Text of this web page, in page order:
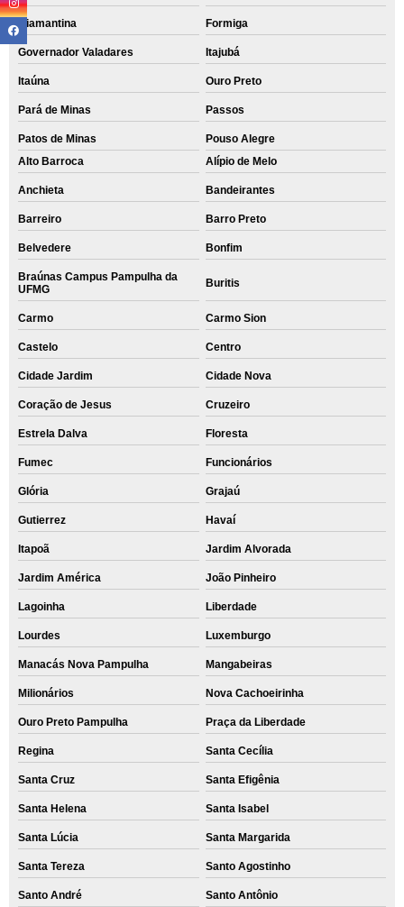
Diamantina Formiga
Governador Valadares Itajubá
Itaúna Ouro Preto
Pará de Minas Passos
Patos de Minas
Pouso Alegre
Alto Barroca
Alípio de Melo
Anchieta Bandeirantes
Barreiro Barro Preto
Belvedere Bonfim
Braúnas Campus Pampulha da
UFMG
Buritis
Carmo Carmo Sion
Castelo Centro
Cidade Jardim Cidade Nova
Coração de Jesus Cruzeiro
Estrela Dalva Floresta
Fumec Funcionários
Glória Grajaú
Gutierrez Havaí
Itapoã Jardim Alvorada
Jardim América João Pinheiro
Lagoinha Liberdade
Lourdes Luxemburgo
Manacás Nova Pampulha Mangabeiras
Milionários Nova Cachoeirinha
Ouro Preto Pampulha Praça da Liberdade
Regina Santa Cecília
Santa Cruz Santa Efigênia
Santa Helena Santa Isabel
Santa Lúcia Santa Margarida
Santa Tereza Santo Agostinho
Santo André Santo Antônio